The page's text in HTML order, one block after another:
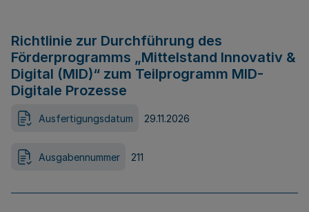
Richtlinie zur Durchführung des
Förderprogramms „Mittelstand Innovativ &
Digital (MID)“ zum Teilprogramm MID-
Digitale Prozesse
Ausfertigungsdatum 29.11.2026
Ausgabennummer 211